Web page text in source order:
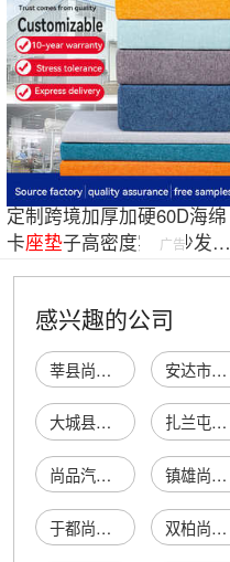
定制跨境加厚加硬60D海绵
卡座垫子高密度实木沙发垫
广告
感兴趣的公司
莘县尚品汽车座垫厂 安达市潮尚品汽车座垫商店
大城县凡布尚品汽车坐垫厂 扎兰屯市尚品汽车脚垫坐垫批发部（个体工商户）
尚品汽车生活馆 镇雄尚品汽车修理
于都尚品汽车美容馆 双柏尚品汽车美容店